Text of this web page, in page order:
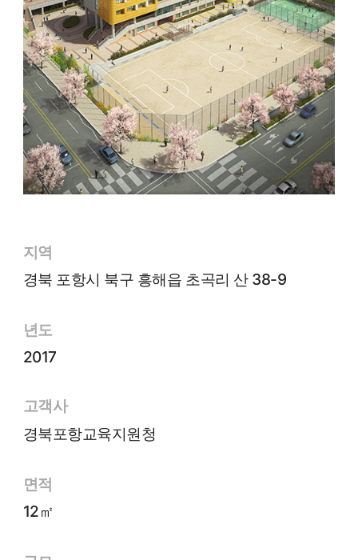
지역
경북 포항시 북구 흥해읍 초곡리 산 38-9
년도
2017
고객사
경북포항교육지원청
면적
12㎡